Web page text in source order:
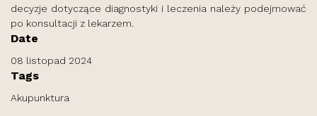
decyzje dotyczące diagnostyki i leczenia należy podejmować
po konsultacji z lekarzem.
Date
08 listopad 2024
Tags
Akupunktura